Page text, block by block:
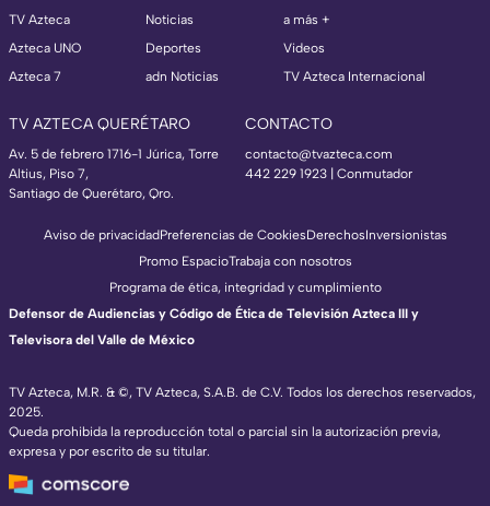
TV Azteca
Azteca UNO
Azteca 7
Noticias
Deportes
adn Noticias
a más +
Videos
TV Azteca Internacional
TV AZTECA QUERÉTARO
Av. 5 de febrero 1716-1 Júrica, Torre
Altius, Piso 7,
Santiago de Querétaro, Qro.
CONTACTO
contacto@tvazteca.com
442 229 1923 | Conmutador
TV Azteca, M.R. & ©, TV Azteca, S.A.B. de C.V. Todos los derechos reservados,
2025.
Queda prohibida la reproducción total o parcial sin la autorización previa,
expresa y por escrito de su titular.
Aviso de privacidadPreferencias de CookiesDerechosInversionistas
Promo EspacioTrabaja con nosotros
Programa de ética, integridad y cumplimiento
Defensor de Audiencias y Código de Ética de Televisión Azteca III y
Televisora del Valle de México